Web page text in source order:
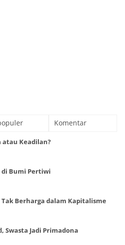
Komentar
atau Keadilan?
Bumi Pertiwi
Berharga dalam Kapitalisme
Swasta Jadi Primadona